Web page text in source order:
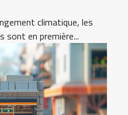
climatique, les
sont en première...